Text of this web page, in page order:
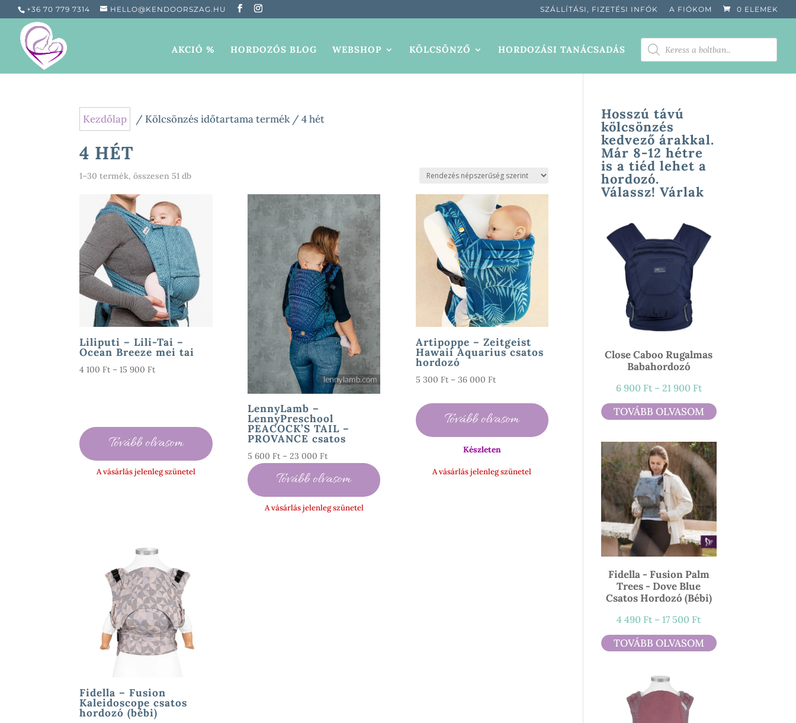
+36 70 779 7314 HELLO@KENDOORSZAG.HU SZÁLLÍTÁSI, FIZETÉSI INFÓK A FIÓKOM 0 ELEMEK
AKCIÓ % HORDOZÓS BLOG WEBSHOP KÖLCSÖNZŐ HORDOZÁSI TANÁCSADÁS
PRODUCTS
SEARCH
Kezdőlap / Kölcsönzés időtartama termék / 4 hét
4 HÉT
1–30 termék, összesen 51 dbSorted
Liliputi – Lili-Tai –
Ocean Breeze mei tai
4 100 Ft – 15 900 FtÁrtartomány:
900 Ft
Tovább olvasom
A vásárlás jelenleg szünetel
LennyLamb –
LennyPreschool
PEACOCK’S TAIL –
PROVANCE csatos
5 600 Ft – 23 000 FtÁrtartomány:
600 Ft
-
23
Tovább olvasom
A vásárlás jelenleg szünetel
Artipoppe – Zeitgeist
Hawaii Aquarius csatos
hordozó
5 300 Ft – 36 000 FtÁrtartomány:
300 Ft
-
000 Ft
Tovább olvasom
Készleten
A vásárlás jelenleg szünetel
Fidella – Fusion
Kaleidoscope csatos
hordozó (bébi)
Hosszú távú
kölcsönzés
kedvező árakkal.
Már 8-12 hétre
is a tiéd lehet a
hordozó.
Válassz! Várlak
Close Caboo Rugalmas
Babahordozó
6 900 Ft – 21 900 FtÁrtartomány:
6
900 Ft
21
900 Ft
TOVÁBB OLVASOM
Fidella - Fusion Palm
Trees - Dove Blue
Csatos Hordozó (bébi)
4 490 Ft – 17 500 FtÁrtartomány:
4
490 Ft
TOVÁBB OLVASOM